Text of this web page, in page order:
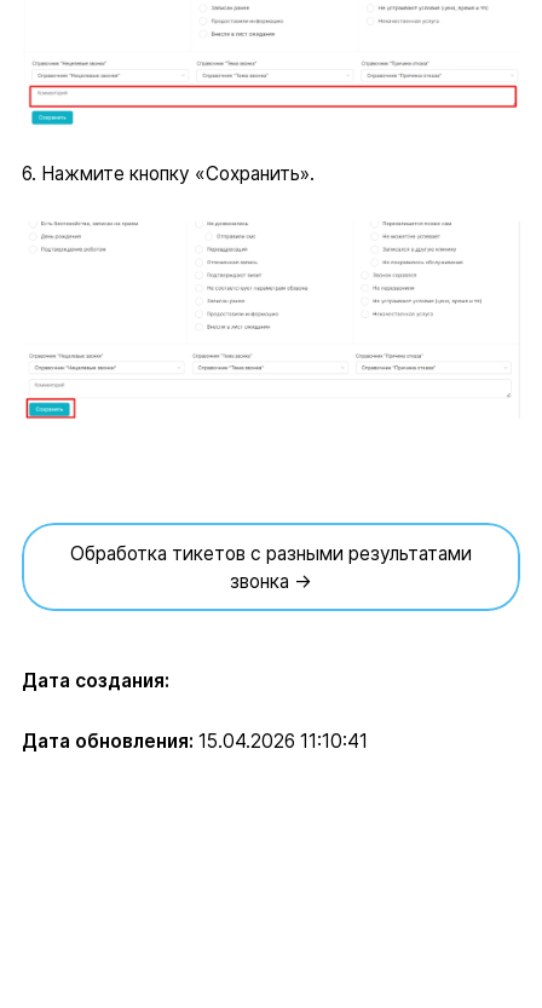
6. Нажмите кнопку «Сохранить».
Обработка тикетов с разными результатами
звонка →
Дата создания:
Дата обновления: 15.04.2026 11:10:41